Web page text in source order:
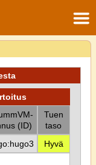
(ID)
Tuen
taso
Hyvä